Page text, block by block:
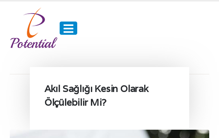
Akıl Sağlığı Kesin Olarak
Ölçülebilir Mi?